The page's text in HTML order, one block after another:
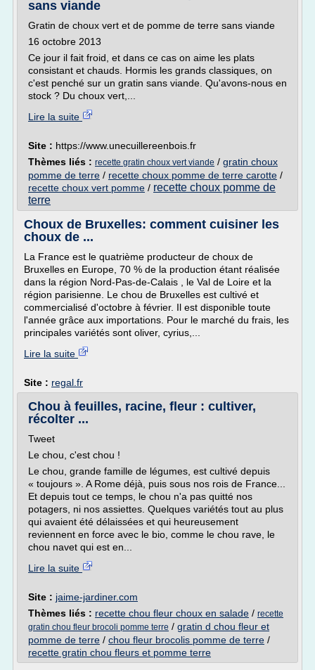
sans viande
Gratin de choux vert et de pomme de terre sans viande
16 octobre 2013
Ce jour il fait froid, et dans ce cas on aime les plats
consistant et chauds. Hormis les grands classiques, on
c'est penché sur un gratin sans viande. Qu'avons-nous en
stock ? Du choux vert,...
Lire la suite
Site : https://www.unecuillereenbois.fr
Thèmes liés : recette gratin choux vert viande / gratin choux
pomme de terre / recette choux pomme de terre carotte /
recette choux vert pomme / recette choux pomme de
terre
Choux de Bruxelles: comment cuisiner les
choux de ...
La France est le quatrième producteur de choux de
Bruxelles en Europe, 70 % de la production étant réalisée
dans la région Nord-Pas-de-Calais , le Val de Loire et la
région parisienne. Le chou de Bruxelles est cultivé et
commercialisé d'octobre à février. Il est disponible toute
l'année grâce aux importations. Pour le marché du frais, les
principales variétés sont oliver, cyrius,...
Lire la suite
Site : regal.fr
Chou à feuilles, racine, fleur : cultiver,
récolter ...
Tweet
Le chou, c'est chou !
Le chou, grande famille de légumes, est cultivé depuis
« toujours ». A Rome déjà, puis sous nos rois de France...
Et depuis tout ce temps, le chou n'a pas quitté nos
potagers, ni nos assiettes. Quelques variétés tout au plus
qui avaient été délaissées et qui heureusement
reviennent en force avec le bio, comme le chou rave, le
chou navet qui est en...
Lire la suite
Site : jaime-jardiner.com
Thèmes liés : recette chou fleur choux en salade / recette
gratin chou fleur brocoli pomme terre / gratin d chou fleur et
pomme de terre / chou fleur brocolis pomme de terre /
recette gratin chou fleurs et pomme terre